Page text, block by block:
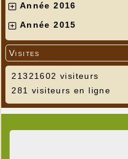
Année 2016
Année 2015
Visites
21321602 visiteurs
281 visiteurs en ligne